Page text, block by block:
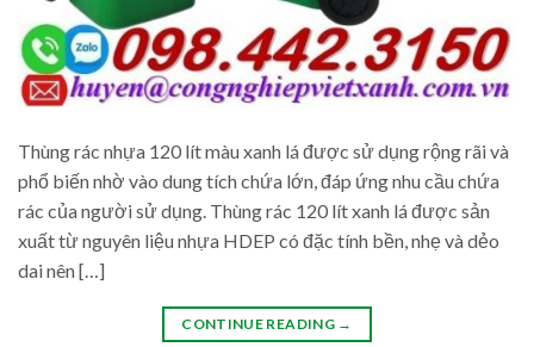
Thùng rác nhựa 120 lít màu xanh lá được sử dụng rộng rãi và
phổ biến nhờ vào dung tích chứa lớn, đáp ứng nhu cầu chứa
rác của người sử dụng. Thùng rác 120 lít xanh lá được sản
xuất từ nguyên liệu nhựa HDEP có đặc tính bền, nhẹ và dẻo
dai nên […]
CONTINUE READING →